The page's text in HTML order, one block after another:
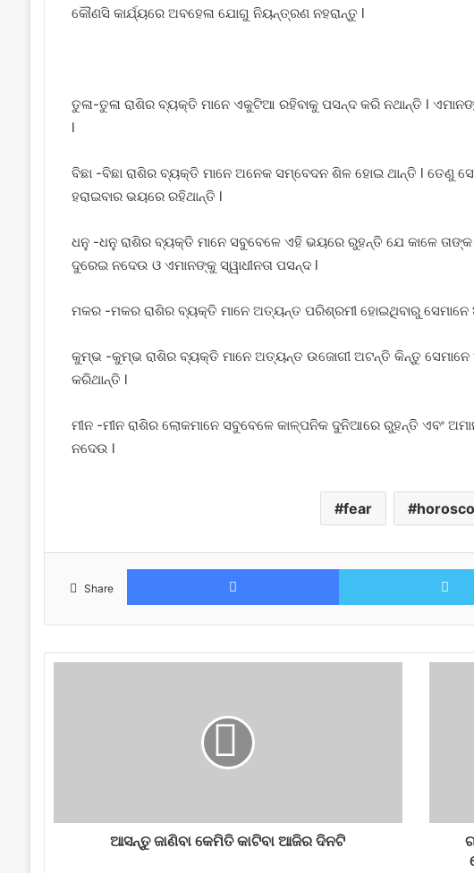
କୌଣସି କାର୍ଯ୍ୟରେ ଅବହେଳା ଯୋଗୁ ନିୟନ୍ତ୍ରଣ ନହରାନ୍ତୁ l
ତୁଳା-ତୁଳା ରାଶିର ବ୍ୟକ୍ତି ମାନେ ଏକୁଟିଆ ରହିବାକୁ ପସନ୍ଦ କରି ନଥାନ୍ତି l
l
ବିଛା -ବିଛା ରାଶିର ବ୍ୟକ୍ତି ମାନେ ଅନେକ ସମ୍ବେଦନ ଶିଳ ହୋଇ ଥାନ୍ତି l ତେଣୁ
ହରାଇବାର ଭୟରେ ରହିଥାନ୍ତି l
ଧନୁ -ଧନୁ ରାଶିର ବ୍ୟକ୍ତି ମାନେ ସବୁବେଳେ ଏହି ଭୟରେ ରୁହନ୍ତି ଯେ କାଳେ
ଦୁରେଇ ନଦେଉ ଓ ଏମାନଙ୍କୁ ସ୍ୱାଧୀନତା ପସନ୍ଦ l
ମକର -ମକର ରାଶିର ବ୍ୟକ୍ତି ମାନେ ଅତ୍ୟନ୍ତ ପରିଶ୍ରମୀ ହୋଇଥିବାରୁ
କୁମ୍ଭ -କୁମ୍ଭ ରାଶିର ବ୍ୟକ୍ତି ମାନେ ଅତ୍ୟନ୍ତ ଉଜୋଗୀ ଅଟନ୍ତି କିନ୍ତୁ
କରିଥାନ୍ତି l
ମୀନ -ମୀନ ରାଶିର ଲୋକମାନେ ସବୁବେଳେ କାଳ୍ପନିକ ଦୁନିଆରେ ରୁହନ୍ତି ଏବଂ
ନଦେଉ l
fear
Share
Facebook
ଆସନ୍ତୁ ଜାଣିବା କେମିତି କାଟିବା ଆଜିର ଦିନଟି